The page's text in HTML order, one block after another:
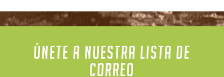
ÚNETE A NUESTRA LISTA DE
CORREO